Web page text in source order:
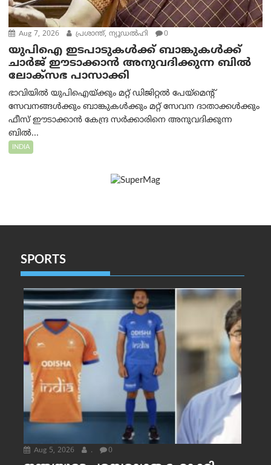
Aug 7, 2026 പ്രശാന്ത്, ന്യൂഡല്‍ഹി 0
യുപിഐ ഇടപാടുകൾക്ക് ബാങ്കുകൾക്ക്
ചാർജ് ഈടാക്കാൻ അനുവദിക്കുന്ന ബിൽ
ലോക്‌സഭ പാസാക്കി
ഭാവിയിൽ യുപിഐയ്ക്കും മറ്റ് ഡിജിറ്റൽ പേയ്‌മെന്റ്
സേവനങ്ങൾക്കും ബാങ്കുകൾക്കും മറ്റ് സേവന ദാതാക്കൾക്കും
ഫീസ് ഈടാക്കാൻ കേന്ദ്ര സർക്കാരിനെ അനുവദിക്കുന്ന
ബിൽ...
INDIA
SPORTS
Aug 5, 2026 . 0